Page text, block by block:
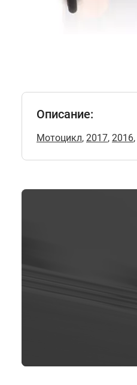
Описание:
Мотоцикл, 2017, 2016,